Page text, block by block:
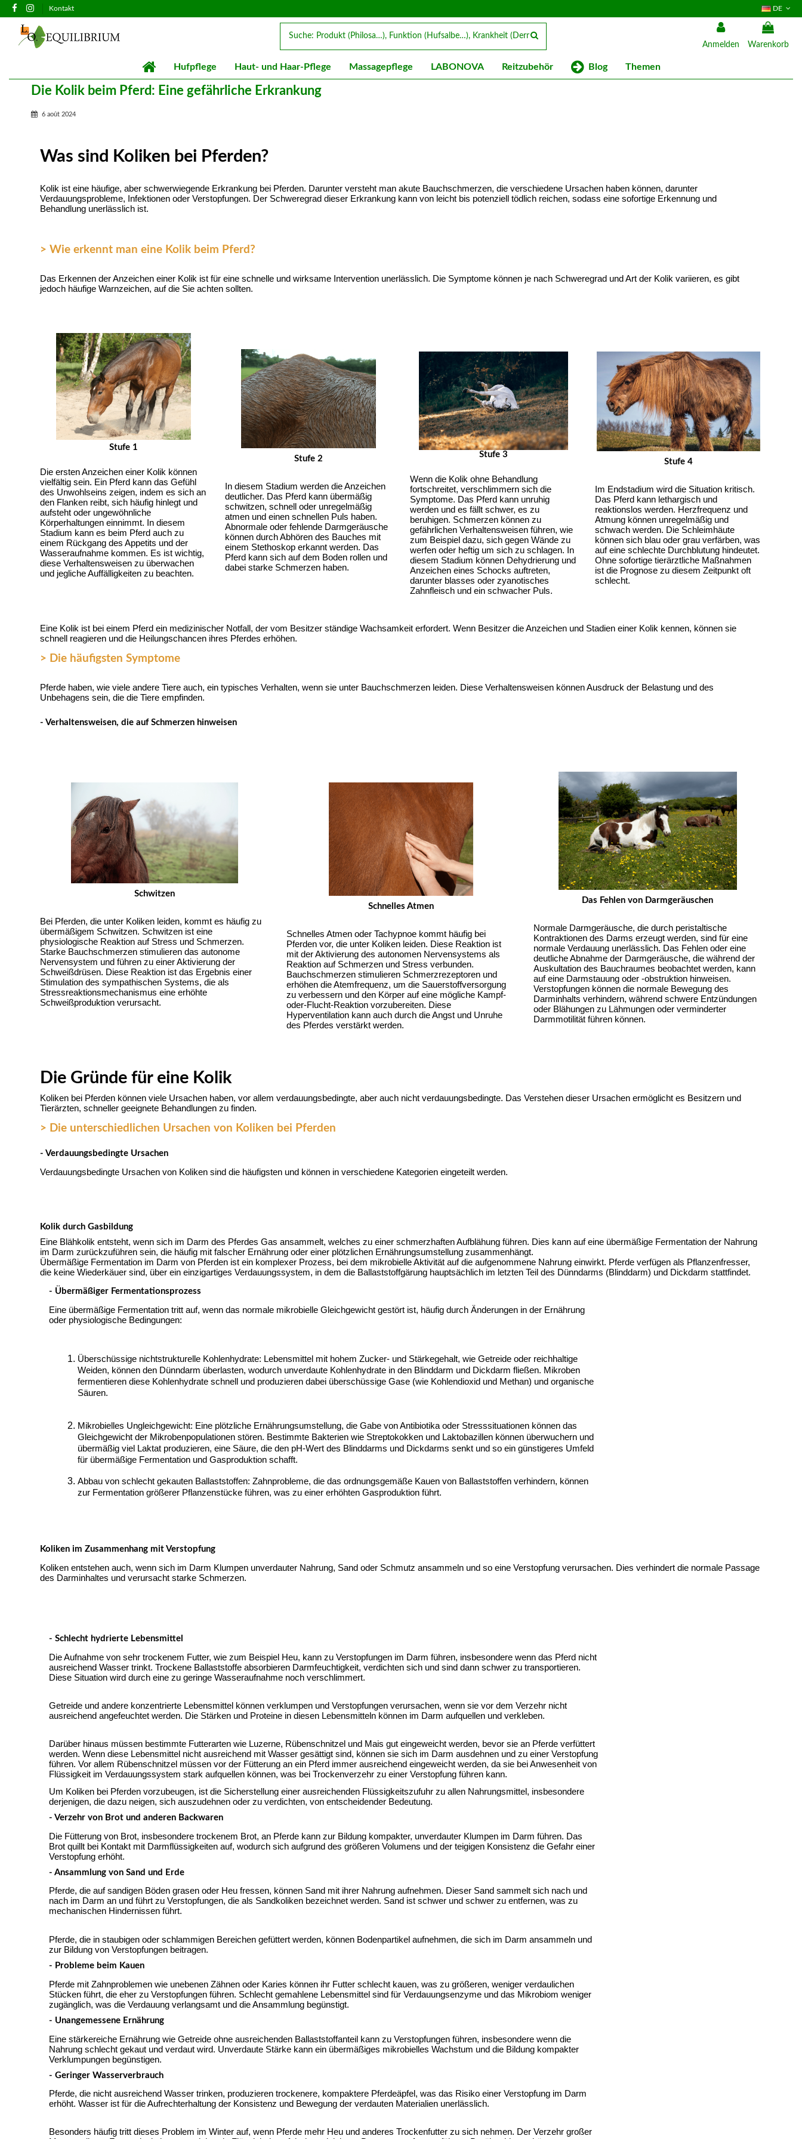
Kontakt DE
Anmelden Warenkorb
Hufpflege Haut- und Haar-Pflege Massagepflege LABONOVA Reitzubehör Blog Themen
Die Kolik beim Pferd: Eine gefährliche Erkrankung
6 août 2024
Was sind Koliken bei Pferden?
Kolik ist eine häufige, aber schwerwiegende Erkrankung bei Pferden. Darunter versteht man akute Bauchschmerzen, die verschiedene Ursachen haben können, darunter
Verdauungsprobleme, Infektionen oder Verstopfungen. Der Schweregrad dieser Erkrankung kann von leicht bis potenziell tödlich reichen, sodass eine sofortige Erkennung und
Behandlung unerlässlich ist.
> Wie erkennt man eine Kolik beim Pferd?
Das Erkennen der Anzeichen einer Kolik ist für eine schnelle und wirksame Intervention unerlässlich. Die Symptome können je nach Schweregrad und Art der Kolik variieren, es gibt
jedoch häufige Warnzeichen, auf die Sie achten sollten.
Stufe 1
​​Die ersten Anzeichen einer Kolik können
vielfältig sein. Ein Pferd kann das Gefühl
des Unwohlseins zeigen, indem es sich an
den Flanken reibt, sich häufig hinlegt und
aufsteht oder ungewöhnliche
Körperhaltungen einnimmt. In diesem
Stadium kann es beim Pferd auch zu
einem Rückgang des Appetits und der
Wasseraufnahme kommen. Es ist wichtig,
diese Verhaltensweisen zu überwachen
und jegliche Auffälligkeiten zu beachten.
Stufe 2
In diesem Stadium werden die Anzeichen
deutlicher. Das Pferd kann übermäßig
schwitzen, schnell oder unregelmäßig
atmen und einen schnellen Puls haben.
Abnormale oder fehlende Darmgeräusche
können durch Abhören des Bauches mit
einem Stethoskop erkannt werden. Das
Pferd kann sich auf dem Boden rollen und
dabei starke Schmerzen haben.
Stufe 3
Wenn die Kolik ohne Behandlung
fortschreitet, verschlimmern sich die
Symptome. Das Pferd kann unruhig
werden und es fällt schwer, es zu
beruhigen. Schmerzen können zu
gefährlichen Verhaltensweisen führen, wie
zum Beispiel dazu, sich gegen Wände zu
werfen oder heftig um sich zu schlagen. In
diesem Stadium können Dehydrierung und
Anzeichen eines Schocks auftreten,
darunter blasses oder zyanotisches
Zahnfleisch und ein schwacher Puls.
Stufe 4
Im Endstadium wird die Situation kritisch.
Das Pferd kann lethargisch und
reaktionslos werden. Herzfrequenz und
Atmung können unregelmäßig und
schwach werden. Die Schleimhäute
können sich blau oder grau verfärben, was
auf eine schlechte Durchblutung hindeutet.
Ohne sofortige tierärztliche Maßnahmen
ist die Prognose zu diesem Zeitpunkt oft
schlecht.
Eine Kolik ist bei einem Pferd ein medizinischer Notfall, der vom Besitzer ständige Wachsamkeit erfordert. Wenn Besitzer die Anzeichen und Stadien einer Kolik kennen, können sie
schnell reagieren und die Heilungschancen ihres Pferdes erhöhen.
> Die häufigsten Symptome
Pferde haben, wie viele andere Tiere auch, ein typisches Verhalten, wenn sie unter Bauchschmerzen leiden. Diese Verhaltensweisen können Ausdruck der Belastung und des
Unbehagens sein, die die Tiere empfinden.
- Verhaltensweisen, die auf Schmerzen hinweisen
Schwitzen
Bei Pferden, die unter Koliken leiden, kommt es häufig zu
übermäßigem Schwitzen. Schwitzen ist eine
physiologische Reaktion auf Stress und Schmerzen.
Starke Bauchschmerzen stimulieren das autonome
Nervensystem und führen zu einer Aktivierung der
Schweißdrüsen. Diese Reaktion ist das Ergebnis einer
Stimulation des sympathischen Systems, die als
Stressreaktionsmechanismus eine erhöhte
Schweißproduktion verursacht.
Schnelles Atmen
Schnelles Atmen oder Tachypnoe kommt häufig bei
Pferden vor, die unter Koliken leiden. Diese Reaktion ist
mit der Aktivierung des autonomen Nervensystems als
Reaktion auf Schmerzen und Stress verbunden.
Bauchschmerzen stimulieren Schmerzrezeptoren und
erhöhen die Atemfrequenz, um die Sauerstoffversorgung
zu verbessern und den Körper auf eine mögliche Kampf-
oder-Flucht-Reaktion vorzubereiten. Diese
Hyperventilation kann auch durch die Angst und Unruhe
des Pferdes verstärkt werden.
Das Fehlen von Darmgeräuschen
Normale Darmgeräusche, die durch peristaltische
Kontraktionen des Darms erzeugt werden, sind für eine
normale Verdauung unerlässlich. Das Fehlen oder eine
deutliche Abnahme der Darmgeräusche, die während der
Auskultation des Bauchraumes beobachtet werden, kann
auf eine Darmstauung oder -obstruktion hinweisen.
Verstopfungen können die normale Bewegung des
Darminhalts verhindern, während schwere Entzündungen
oder Blähungen zu Lähmungen oder verminderter
Darmmotilität führen können.
Die Gründe für eine Kolik
Koliken bei Pferden können viele Ursachen haben, vor allem verdauungsbedingte, aber auch nicht verdauungsbedingte. Das Verstehen dieser Ursachen ermöglicht es Besitzern und
Tierärzten, schneller geeignete Behandlungen zu finden.
> Die unterschiedlichen Ursachen von Koliken bei Pferden
- Verdauungsbedingte Ursachen
Verdauungsbedingte Ursachen von Koliken sind die häufigsten und können in verschiedene Kategorien eingeteilt werden.
Kolik durch Gasbildung
Eine Blähkolik entsteht, wenn sich im Darm des Pferdes Gas ansammelt, welches zu einer schmerzhaften Aufblähung führen. Dies kann auf eine übermäßige Fermentation der Nahrung
im Darm zurückzuführen sein, die häufig mit falscher Ernährung oder einer plötzlichen Ernährungsumstellung zusammenhängt.
Übermäßige Fermentation im Darm von Pferden ist ein komplexer Prozess, bei dem mikrobielle Aktivität auf die aufgenommene Nahrung einwirkt. Pferde verfügen als Pflanzenfresser,
die keine Wiederkäuer sind, über ein einzigartiges Verdauungssystem, in dem die Ballaststoffgärung hauptsächlich im letzten Teil des Dünndarms (Blinddarm) und Dickdarm stattfindet.
- Übermäßiger Fermentationsprozess
Eine übermäßige Fermentation tritt auf, wenn das normale mikrobielle Gleichgewicht gestört ist, häufig durch Änderungen in der Ernährung
oder physiologische Bedingungen:
Überschüssige nichtstrukturelle Kohlenhydrate: Lebensmittel mit hohem Zucker- und Stärkegehalt, wie Getreide oder reichhaltige
Weiden, können den Dünndarm überlasten, wodurch unverdaute Kohlenhydrate in den Blinddarm und Dickdarm fließen. Mikroben
fermentieren diese Kohlenhydrate schnell und produzieren dabei überschüssige Gase (wie Kohlendioxid und Methan) und organische
Säuren.
Mikrobielles Ungleichgewicht: Eine plötzliche Ernährungsumstellung, die Gabe von Antibiotika oder Stresssituationen können das
Gleichgewicht der Mikrobenpopulationen stören. Bestimmte Bakterien wie Streptokokken und Laktobazillen können überwuchern und
übermäßig viel Laktat produzieren, eine Säure, die den pH-Wert des Blinddarms und Dickdarms senkt und so ein günstigeres Umfeld
für übermäßige Fermentation und Gasproduktion schafft.
Abbau von schlecht gekauten Ballaststoffen: Zahnprobleme, die das ordnungsgemäße Kauen von Ballaststoffen verhindern, können
zur Fermentation größerer Pflanzenstücke führen, was zu einer erhöhten Gasproduktion führt.
Koliken im Zusammenhang mit Verstopfung
Koliken entstehen auch, wenn sich im Darm Klumpen unverdauter Nahrung, Sand oder Schmutz ansammeln und so eine Verstopfung verursachen. Dies verhindert die normale Passage
des Darminhaltes und verursacht starke Schmerzen.
- Schlecht hydrierte Lebensmittel
Die Aufnahme von sehr trockenem Futter, wie zum Beispiel Heu, kann zu Verstopfungen im Darm führen, insbesondere wenn das Pferd nicht
ausreichend Wasser trinkt. Trockene Ballaststoffe absorbieren Darmfeuchtigkeit, verdichten sich und sind dann schwer zu transportieren.
Diese Situation wird durch eine zu geringe Wasseraufnahme noch verschlimmert.
Getreide und andere konzentrierte Lebensmittel können verklumpen und Verstopfungen verursachen, wenn sie vor dem Verzehr nicht
ausreichend angefeuchtet werden. Die Stärken und Proteine ​​in diesen Lebensmitteln können im Darm aufquellen und verkleben.
Darüber hinaus müssen bestimmte Futterarten wie Luzerne, Rübenschnitzel und Mais gut eingeweicht werden, bevor sie an Pferde verfüttert
werden. Wenn diese Lebensmittel nicht ausreichend mit Wasser gesättigt sind, können sie sich im Darm ausdehnen und zu einer Verstopfung
führen. Vor allem Rübenschnitzel müssen vor der Fütterung an ein Pferd immer ausreichend eingeweicht werden, da sie bei Anwesenheit von
Flüssigkeit im Verdauungssystem stark aufquellen können, was bei Trockenverzehr zu einer Verstopfung führen kann.
Um Koliken bei Pferden vorzubeugen, ist die Sicherstellung einer ausreichenden Flüssigkeitszufuhr zu allen Nahrungsmittel, insbesondere
derjenigen, die dazu neigen, sich auszudehnen oder zu verdichten, von entscheidender Bedeutung.
- Verzehr von Brot und anderen Backwaren
Die Fütterung von Brot, insbesondere trockenem Brot, an Pferde kann zur Bildung kompakter, unverdauter Klumpen im Darm führen. Das
Brot quillt bei Kontakt mit Darmflüssigkeiten auf, wodurch sich aufgrund des größeren Volumens und der teigigen Konsistenz die Gefahr einer
Verstopfung erhöht.
- Ansammlung von Sand und Erde
Pferde, die auf sandigen Böden grasen oder Heu fressen, können Sand mit ihrer Nahrung aufnehmen. Dieser Sand sammelt sich nach und
nach im Darm an und führt zu Verstopfungen, die als Sandkoliken bezeichnet werden. Sand ist schwer und schwer zu entfernen, was zu
mechanischen Hindernissen führt.
Pferde, die in staubigen oder schlammigen Bereichen gefüttert werden, können Bodenpartikel aufnehmen, die sich im Darm ansammeln und
zur Bildung von Verstopfungen beitragen.
- Probleme beim Kauen
Pferde mit Zahnproblemen wie unebenen Zähnen oder Karies können ihr Futter schlecht kauen, was zu größeren, weniger verdaulichen
Stücken führt, die eher zu Verstopfungen führen. Schlecht gemahlene Lebensmittel sind für Verdauungsenzyme und das Mikrobiom weniger
zugänglich, was die Verdauung verlangsamt und die Ansammlung begünstigt.
- Unangemessene Ernährung
Eine stärkereiche Ernährung wie Getreide ohne ausreichenden Ballaststoffanteil kann zu Verstopfungen führen, insbesondere wenn die
Nahrung schlecht gekaut und verdaut wird. Unverdaute Stärke kann ein übermäßiges mikrobielles Wachstum und die Bildung kompakter
Verklumpungen begünstigen.
- Geringer Wasserverbrauch
Pferde, die nicht ausreichend Wasser trinken, produzieren trockenere, kompaktere Pferdeäpfel, was das Risiko einer Verstopfung im Darm
erhöht. Wasser ist für die Aufrechterhaltung der Konsistenz und Bewegung der verdauten Materialien unerlässlich.
Besonders häufig tritt dieses Problem im Winter auf, wenn Pferde mehr Heu und anderes Trockenfutter zu sich nehmen. Der Verzehr großer